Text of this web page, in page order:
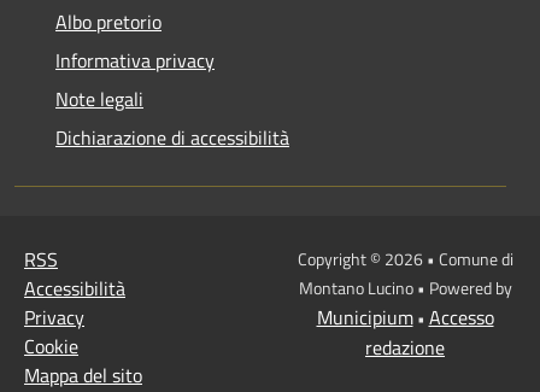
Albo pretorio
Informativa privacy
Note legali
Dichiarazione di accessibilità
RSS
Accessibilità
Privacy
Cookie
Mappa del sito
Copyright © 2026 • Comune di
Montano Lucino • Powered by
Municipium• Accesso
redazione